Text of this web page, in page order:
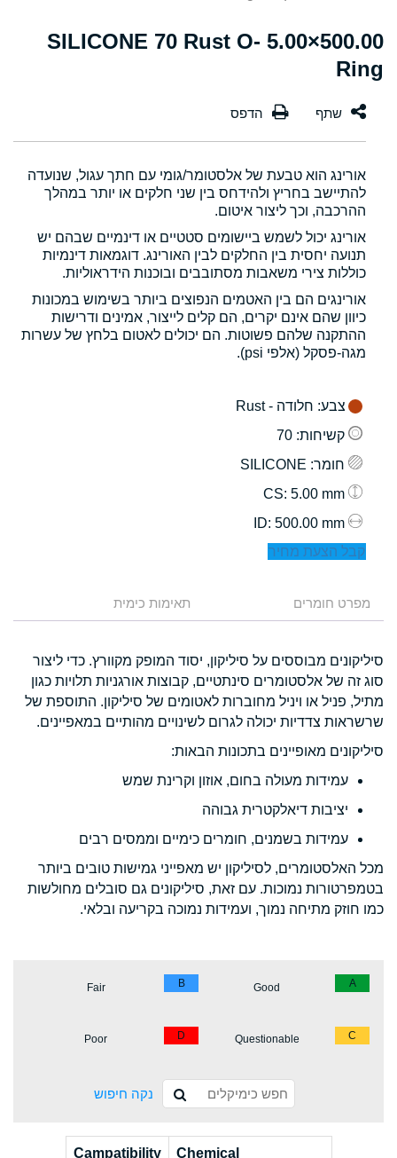
500.00×5.00 SILICONE 70 Rust O-
Ring
אורינג הוא טבעת של אלסטומר/גומי עם חתך עגול, שנועדה
להתיישב בחריץ ולהידחס בין שני חלקים או יותר במהלך
ההרכבה, וכך ליצור איטום.
אורינג יכול לשמש ביישומים סטטיים או דינמיים שבהם יש
תנועה יחסית בין החלקים לבין האורינג. דוגמאות דינמיות
כוללות צירי משאבות מסתובבים ובוכנות הידראוליות.
אורינגים הם בין האטמים הנפוצים ביותר בשימוש במכונות
כיוון שהם אינם יקרים, הם קלים לייצור, אמינים ודרישות
ההתקנה שלהם פשוטות. הם יכולים לאטום בלחץ של עשרות
מגה-פסקל (אלפי psi).
צבע: חלודה - Rust
קשיחות: 70
חומר: SILICONE
: 5.00 mm
: 500.00 mm
קבל הצעת מחיר
מפרט חומרים תאימות כימית
סיליקונים מבוססים על סיליקון, יסוד המופק מקוורץ. כדי ליצור
סוג זה של אלסטומרים סינתטיים, קבוצות אורגניות תלויות כגון
מתיל, פניל או ויניל מחוברות לאטומים של סיליקון. התוספת של
שרשראות צדדיות יכולה לגרום לשינויים מהותיים במאפיינים.
סיליקונים מאופיינים בתכונות הבאות:
עמידות מעולה בחום, אוזון וקרינת שמש
יציבות דיאלקטרית גבוהה
עמידות בשמנים, חומרים כימיים וממסים רבים
מכל האלסטומרים, לסיליקון יש מאפייני גמישות טובים ביותר
בטמפרטורות נמוכות. עם זאת, סיליקונים גם סובלים מחולשות
כמו חוזק מתיחה נמוך, ועמידות נמוכה בקריעה ובלאי.
A
Good
B
Fair
C
Questionable
D
Poor
נקה חיפוש
Chemical
Campatibility